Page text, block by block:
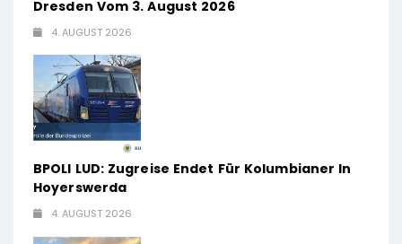
Dresden Vom 3. August 2026
4. AUGUST 2026
BPOLI LUD: Zugreise Endet Für Kolumbianer In
Hoyerswerda
4. AUGUST 2026